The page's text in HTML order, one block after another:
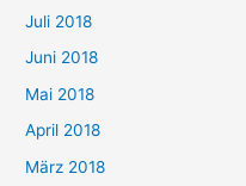
Juli 2018
Juni 2018
Mai 2018
April 2018
März 2018